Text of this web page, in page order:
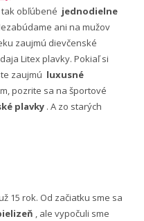
obľúbené jednodielne
ani na mužov
zaujmú dievčenské
Litex plavky. Pokiaľ si
zaujmú luxusné
pozrite sa na športové
plavky . A zo starých
15 rok. Od začiatku sme sa
, ale vypočuli sme